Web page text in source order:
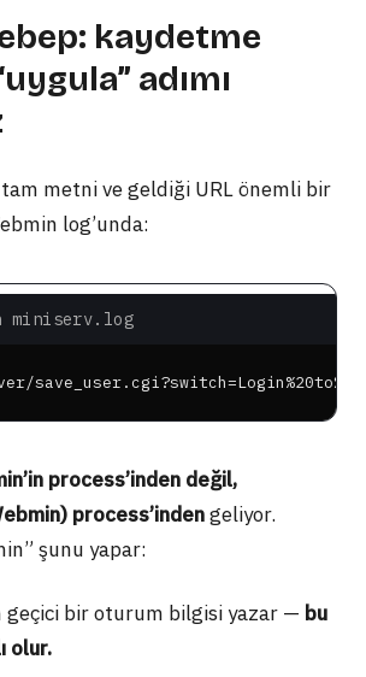
kaydetme
adımı
tam metni ve geldiği URL önemli bir
log’unda:
miniserv.log
process’inden değil,
process’indengeliyor.
şunu yapar:
geçici bir oturum bilgisi yazar — bu
olur.